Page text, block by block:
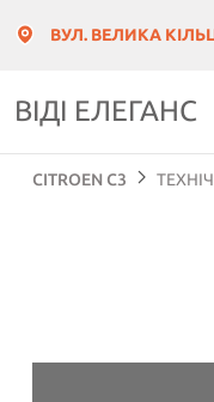
ВУЛ. ВЕЛИКА
ВІДІ ЕЛЕГАНС
CITROEN C3